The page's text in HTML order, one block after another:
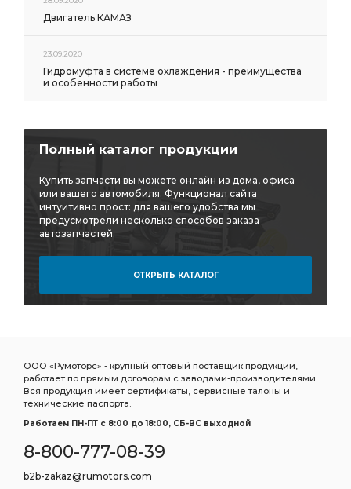
Двигатель КАМАЗ
23.09.2020
Гидромуфта в системе охлаждения - преимущества
и особенности работы
Полный каталог продукции
Купить запчасти вы можете онлайн из дома, офиса
или вашего автомобиля. Функционал сайта
интуитивно прост: для вашего удобства мы
предусмотрели несколько способов заказа
автозапчастей.
ОТКРЫТЬ КАТАЛОГ
ООО «Румоторс» - крупный оптовый поставщик продукции,
работает по прямым договорам с заводами-производителями.
Вся продукция имеет сертификаты, сервисные талоны и
технические паспорта.
Работаем ПН-ПТ c 8:00 до 18:00, СБ-ВС выходной
8-800-777-08-39
b2b-zakaz@rumotors.com